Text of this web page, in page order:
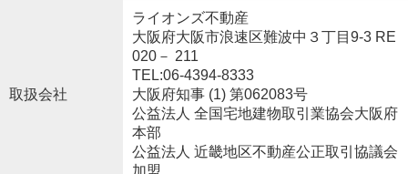
取扱会社
ライオンズ不動産
大阪府大阪市浪速区難波中３丁目9-3 RE
020－ 211
TEL:06-4394-8333
大阪府知事 (1) 第062083号
公益法人 全国宅地建物取引業協会大阪府
本部
公益法人 近畿地区不動産公正取引協議会
加盟